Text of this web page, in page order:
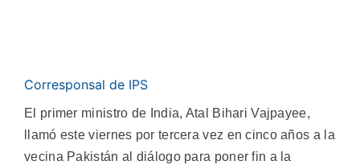
Corresponsal de IPS
El primer ministro de India, Atal Bihari Vajpayee,
llamó este viernes por tercera vez en cinco años a la
vecina Pakistán al diálogo para poner fin a la